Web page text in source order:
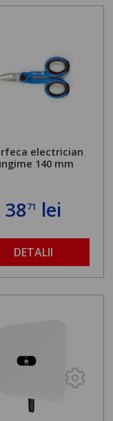
electrician
140 mm
3871 lei
DETALII